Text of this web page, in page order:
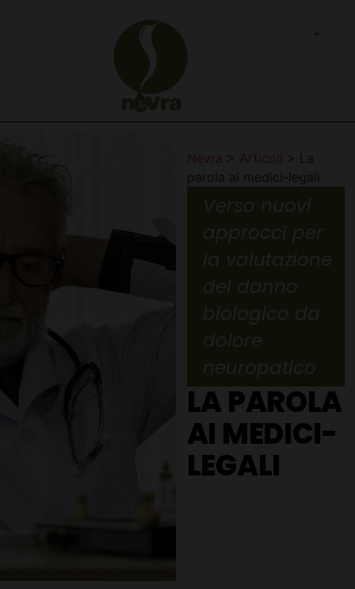
Nevra > Articoli >
La
parola ai medici-legali
Verso nuovi
approcci per
la valutazione
del danno
biologico da
dolore
neuropatico
LA PAROLA
AI MEDICI-
LEGALI